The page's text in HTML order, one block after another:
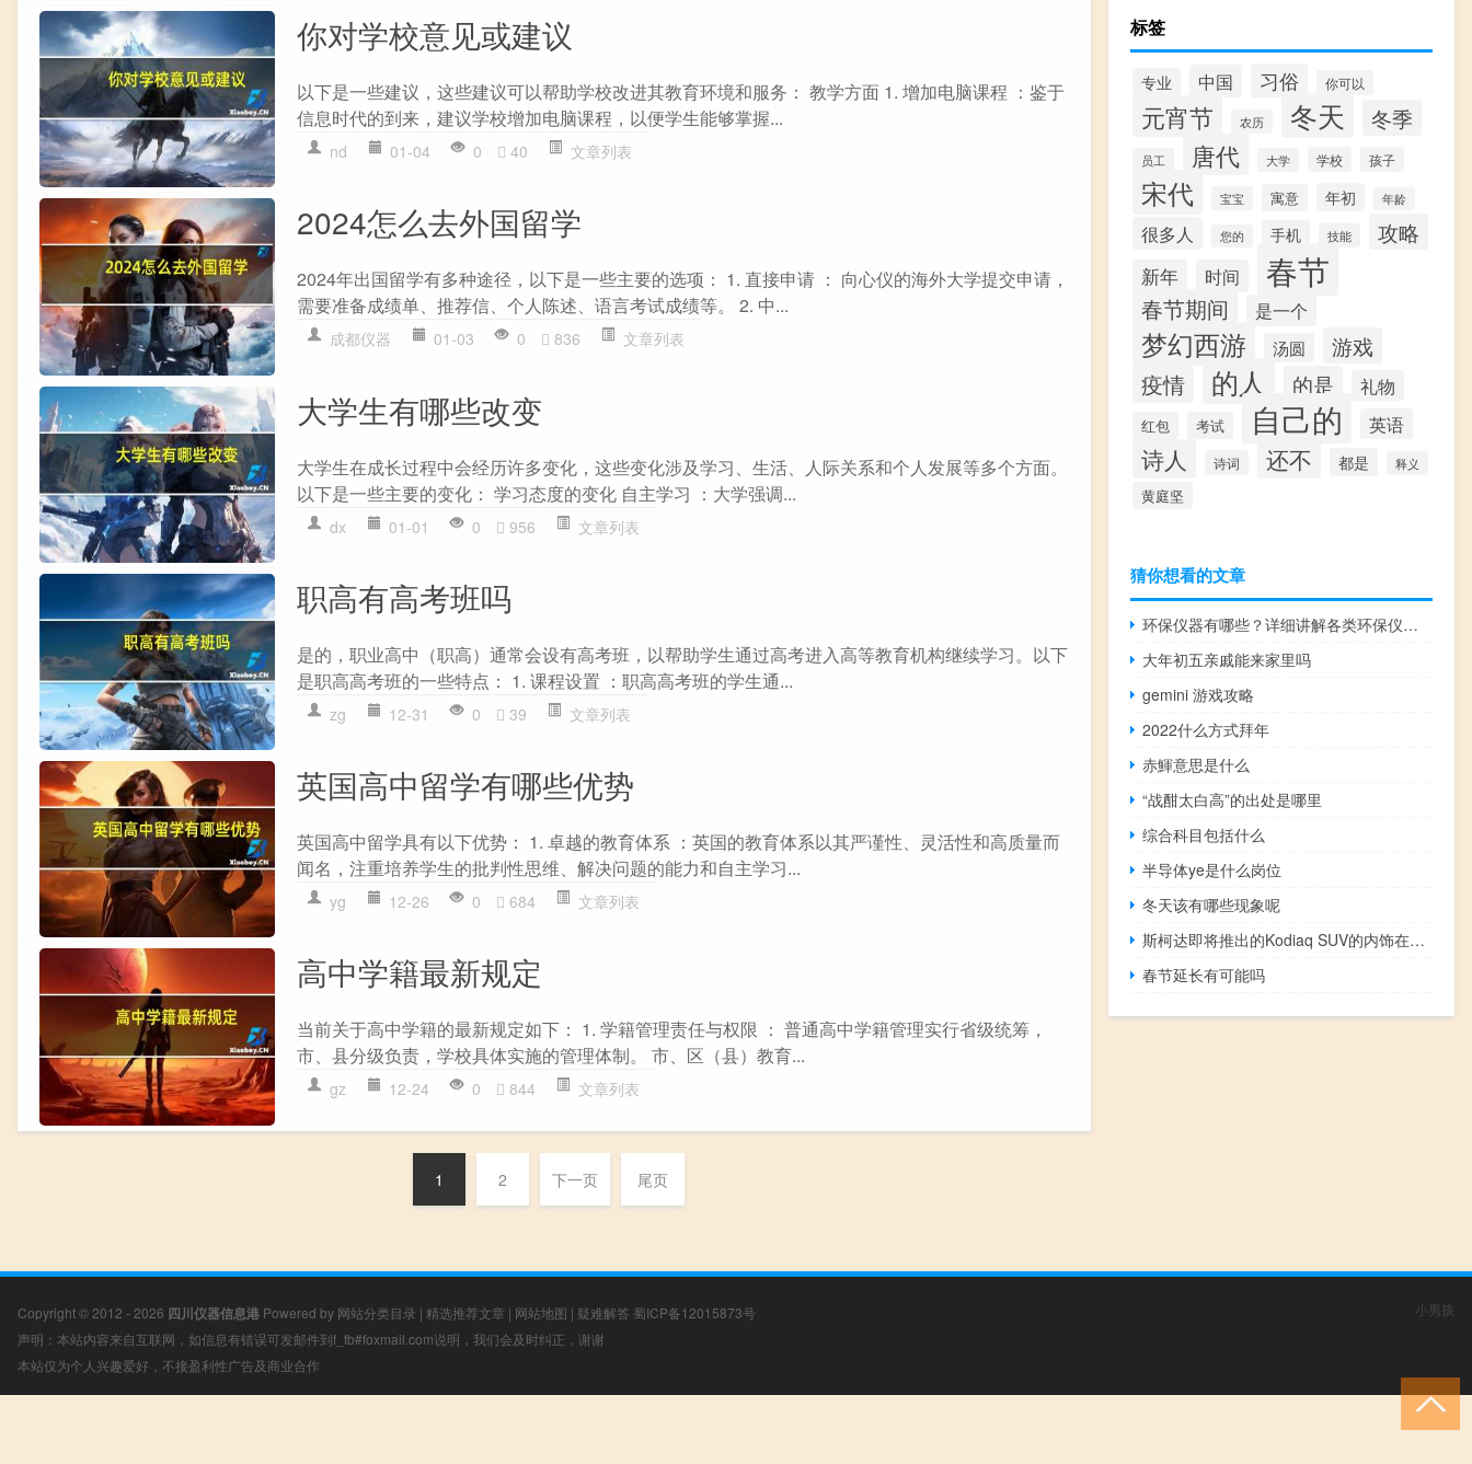
你对学校意见或建议
以下是一些建议，这些建议可以帮助学校改进其教育环境和服务： 教学方面 1. 增加电脑课程 ：鉴于
信息时代的到来，建议学校增加电脑课程，以便学生能够掌握...
nd 01-04 0 40 文章列表
2024怎么去外国留学
2024年出国留学有多种途径，以下是一些主要的选项： 1. 直接申请 ： 向心仪的海外大学提交申请，
需要准备成绩单、推荐信、个人陈述、语言考试成绩等。 2. 中...
成都仪器 01-03 0 836 文章列表
大学生有哪些改变
大学生在成长过程中会经历许多变化，这些变化涉及学习、生活、人际关系和个人发展等多个方面。
以下是一些主要的变化： 学习态度的变化 自主学习 ：大学强调...
dx 01-01 0 956 文章列表
职高有高考班吗
是的，职业高中（职高）通常会设有高考班，以帮助学生通过高考进入高等教育机构继续学习。以下
是职高高考班的一些特点： 1. 课程设置 ：职高高考班的学生通...
zg 12-31 0 39 文章列表
英国高中留学有哪些优势
英国高中留学具有以下优势： 1. 卓越的教育体系 ：英国的教育体系以其严谨性、灵活性和高质量而
闻名，注重培养学生的批判性思维、解决问题的能力和自主学习...
yg 12-26 0 684 文章列表
高中学籍最新规定
当前关于高中学籍的最新规定如下： 1. 学籍管理责任与权限 ： 普通高中学籍管理实行省级统筹，
市、县分级负责，学校具体实施的管理体制。 市、区（县）教育...
gz 12-24 0 844 文章列表
1 2 下一页 尾页
标签
专业 中国 习俗 你可以
元宵节 农历 冬天 冬季
员工 唐代 大学 学校 孩子
宋代 宝宝 寓意 年初 年龄
很多人 您的 手机 技能 攻略
新年 时间 春节
春节期间 是一个
梦幻西游 汤圆 游戏
疫情 的人 的是 礼物
红包 考试 自己的 英语
诗人 诗词 还不 都是 释义
黄庭坚
猜你想看的文章
环保仪器有哪些？详细讲解各类环保仪器的使用方法
大年初五亲戚能来家里吗
gemini 游戏攻略
2022什么方式拜年
赤鯶意思是什么
“战酣太白高”的出处是哪里
综合科目包括什么
半导体ye是什么岗位
冬天该有哪些现象呢
斯柯达即将推出的Kodiaq SUV的内饰在9月1日首次亮相之前就已经透露出来
春节延长有可能吗
Copyright © 2012 - 2026 四川仪器信息港 Powered by 网站分类目录 | 精选推荐文章 | 网站地图 | 疑难解答 蜀ICP备12015873号
声明：本站内容来自互联网，如信息有错误可发邮件到f_fb#foxmail.com说明，我们会及时纠正，谢谢
本站仅为个人兴趣爱好，不接盈利性广告及商业合作
小男孩